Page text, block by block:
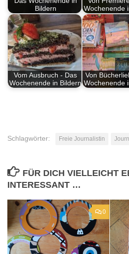
Bildern
Wochenende
Vom Ausbruch - Das
Wochenende in Bildern
Von
Wochenende
Schlagwörter: Freie Journalistin
FÜR DICH VIELLEICHT
INTERESSANT …
0